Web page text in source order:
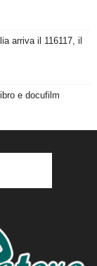
arriva il 116117, il
e docufilm